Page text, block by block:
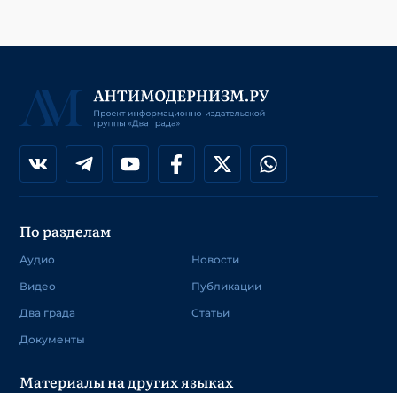
По разделам
Аудио
Видео
Два града
Документы
Новости
Публикации
Статьи
Материалы на других языках